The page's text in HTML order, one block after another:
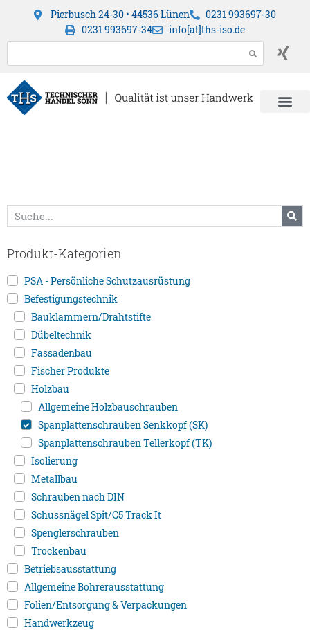
Pierbusch 24-30 • 44536 Lünen
0231 993697-30
0231 993697-34
info[at]ths-iso.de
Produkt-Kategorien
PSA - Persönliche Schutzausrüstung
Befestigungstechnik
Bauklammern/Drahtstifte
Dübeltechnik
Fassadenbau
Fischer Produkte
Holzbau
Allgemeine Holzbauschrauben
Spanplattenschrauben Senkkopf (SK)
Spanplattenschrauben Tellerkopf (TK)
Isolierung
Metallbau
Schrauben nach DIN
Schussnägel Spit/C5 Track It
Spenglerschrauben
Trockenbau
Betriebsausstattung
Allgemeine Bohrerausstattung
Folien/Entsorgung & Verpackungen
Handwerkzeug